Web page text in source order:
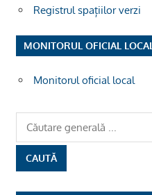
Registrul spațiilor verzi
MONITORUL OFICIAL LOCAL
Monitorul oficial local